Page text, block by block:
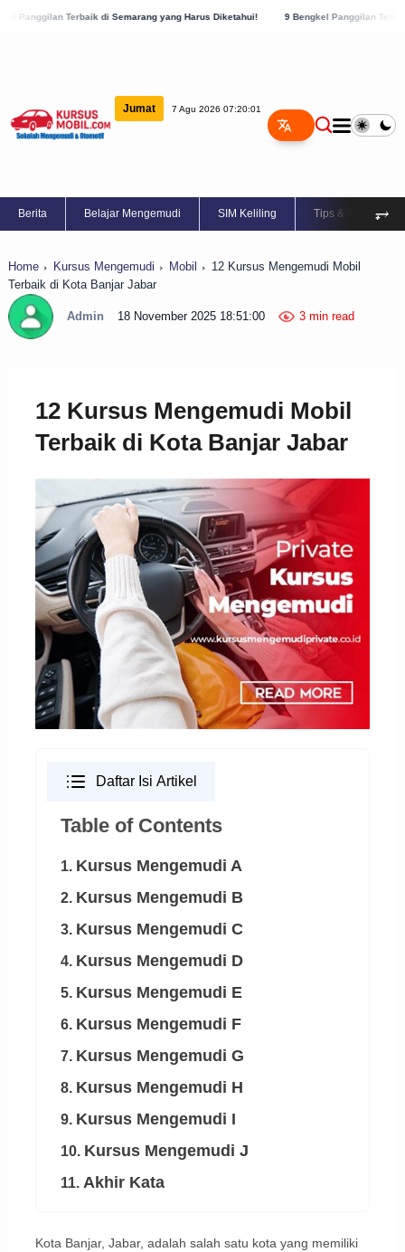
di Semarang yang Harus Diketahui! 9 Bengkel Panggilan Terbaik di Kabupaten
Jumat 7 Agu 2026 07:20:02
Berita Belajar Mengemudi SIM Keliling Tips & Trik ⥅
Home Kursus Mengemudi Mobil
12 Kursus Mengemudi Mobil
Terbaik di Kota Banjar Jabar
Admin 18 November 2025 18:51:00 3 min read
12 Kursus Mengemudi Mobil
Terbaik di Kota Banjar Jabar
Daftar Isi Artikel
Table of Contents
1. Kursus Mengemudi A
2. Kursus Mengemudi B
3. Kursus Mengemudi C
4. Kursus Mengemudi D
5. Kursus Mengemudi E
6. Kursus Mengemudi F
7. Kursus Mengemudi G
8. Kursus Mengemudi H
9. Kursus Mengemudi I
10. Kursus Mengemudi J
11. Akhir Kata
Kota Banjar, Jabar, adalah salah satu kota yang memiliki